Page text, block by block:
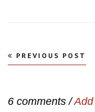
Navegação
de
PREVIOUS POST
6 comments /